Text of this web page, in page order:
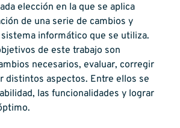
elección en la que se aplica
de una serie de cambios y
informático que se utiliza.
de este trabajo son
necesarios, evaluar, corregir
distintos aspectos. Entre ellos se
las funcionalidades y lograr